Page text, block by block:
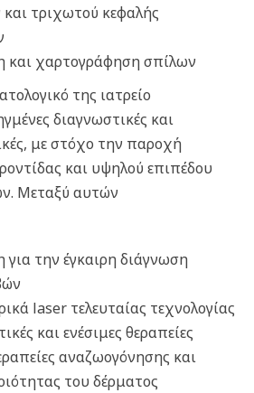
τριχωτού κεφαλής
και χαρτογράφηση σπίλων
της ιατρείο
διαγνωστικές και
με στόχο την παροχή
και υψηλού επιπέδου
Μεταξύ αυτών
την έγκαιρη διάγνωση
laser τελευταίας τεχνολογίας
και ενέσιμες θεραπείες
αναζωογόνησης και
του δέρματος